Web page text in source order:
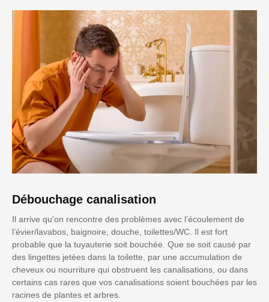
Débouchage canalisation
Il arrive qu'on rencontre des problèmes avec l’écoulement de
l’évier/lavabos, baignoire, douche, toilettes/WC. Il est fort
probable que la tuyauterie soit bouchée. Que se soit causé par
des lingettes jetées dans la toilette, par une accumulation de
cheveux ou nourriture qui obstruent les canalisations, ou dans
certains cas rares que vos canalisations soient bouchées par les
racines de plantes et arbres.